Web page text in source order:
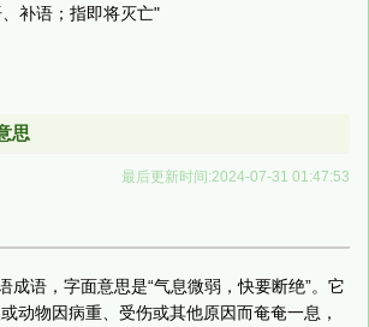
补语；指即将灭亡"
思
最后更新时间:2024-07-31 01:47:53
成语，字面意思是“气息微弱，快要断绝”。它
动物因病重、受伤或其他原因而奄奄一息，